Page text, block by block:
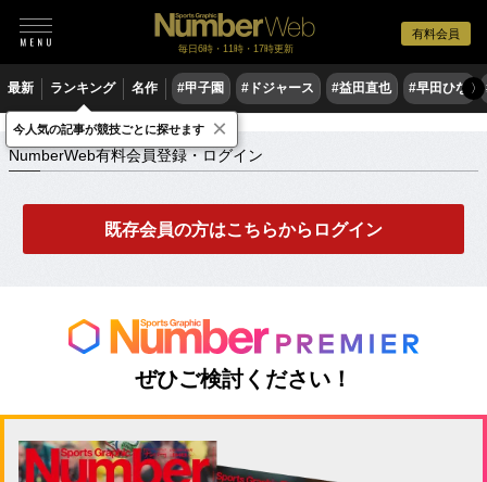
有料会員
毎日6時・11時・17時更新
最新 ランキング 名作 #甲子園 #ドジャース #益田直也 #早田ひな 〉
NumberWeb有料会員登録・ログイン
NumberWeb有料会員登録・ログイン
既存会員の方はこちらからログイン
ぜひご検討ください！
今人気の記事が競技ごとに探せます ×